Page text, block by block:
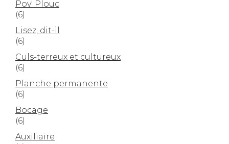
Pov' Plouc
(6)
Lisez, dit-il
(6)
Culs-terreux et cultureux
(6)
Planche permanente
(6)
Bocage
(6)
Auxiliaire